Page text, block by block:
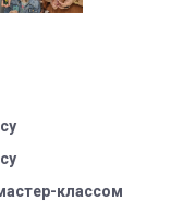
классом